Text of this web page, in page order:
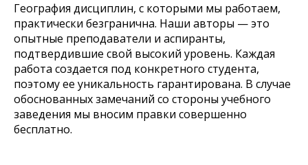
География дисциплин, с которыми мы работаем,
практически безгранична. Наши авторы — это
опытные преподаватели и аспиранты,
подтвердившие свой высокий уровень. Каждая
работа создается под конкретного студента,
поэтому ее уникальность гарантирована. В случае
обоснованных замечаний со стороны учебного
заведения мы вносим правки совершенно
бесплатно.